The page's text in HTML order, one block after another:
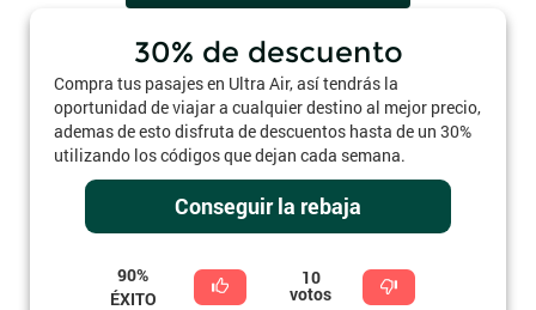
30% de descuento
Compra tus pasajes en Ultra Air, así tendrás la
oportunidad de viajar a cualquier destino al mejor precio,
ademas de esto disfruta de descuentos hasta de un 30%
utilizando los códigos que dejan cada semana.
Conseguir la rebaja
90%
ÉXITO
10
votos